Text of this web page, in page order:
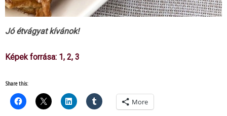
Jó étvágyat kívánok!
Képek forrása: 1, 2, 3
Share this:
More